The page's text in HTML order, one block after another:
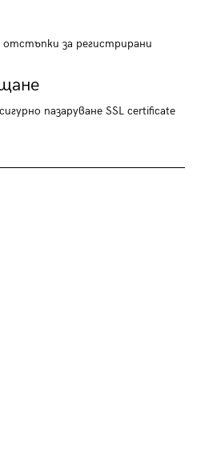
за регистрирани
пазаруване SSL certificate